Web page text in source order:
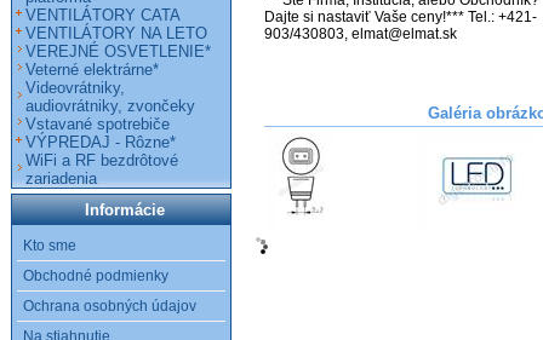
Dajte si nastaviť Vaše ceny!*** Tel.: +421-
903/430803, elmat@elmat.sk
Galéria
VENTILÁTORY CATA
VENTILÁTORY NA LETO
VEREJNÉ OSVETLENIE*
Veterné elektrárne*
Videovrátniky,
audiovrátniky, zvončeky
Vstavané spotrebiče
VÝPREDAJ - Rôzne*
WiFi a RF bezdrôtové
zariadenia
Informácie
Kto sme
Obchodné podmienky
Ochrana osobných údajov
Na stiahnutie